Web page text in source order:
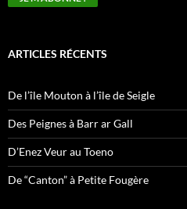
ARTICLES RÉCENTS
De l’île Mouton à l’île de Seigle
Des Peignes à Barr ar Gall
D’Enez Veur au Toeno
De “Canton” à Petite Fougère